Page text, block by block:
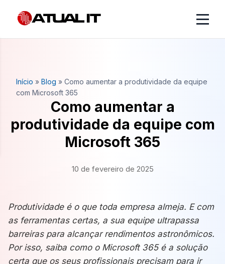
Início » Blog » Como aumentar a produtividade da equipe
com Microsoft 365
Como aumentar a
produtividade da equipe com
Microsoft 365
10 de fevereiro de 2025
Produtividade é o que toda empresa almeja. E com
as ferramentas certas, a sua equipe ultrapassa
barreiras para alcançar rendimentos astronômicos.
Por isso, saiba como o Microsoft 365 é a solução
certa que os seus profissionais precisam para ir